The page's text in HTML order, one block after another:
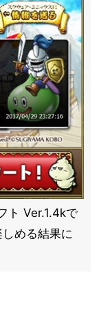
ト Ver.1.4kで
める結果に